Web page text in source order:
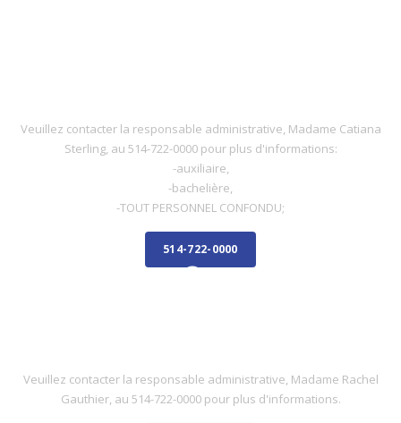
Veuillez contacter la responsable administrative, Madame Catiana
Sterling, au 514-722-0000 pour plus d'informations:
-auxiliaire,
-bachelière,
-TOUT PERSONNEL CONFONDU;
514-722-0000
Veuillez contacter la responsable administrative, Madame Rachel
Gauthier, au 514-722-0000 pour plus d'informations.